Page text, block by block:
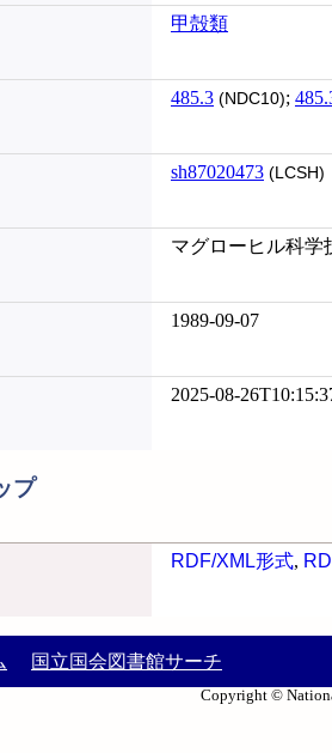
甲殻類
485.3 (NDC10);
sh87020473 (LCSH)
マグローヒル科学
1989-09-07
2025-08-
プ
RDF/XML形式,
国立国会図書館サーチ
Copyright ©